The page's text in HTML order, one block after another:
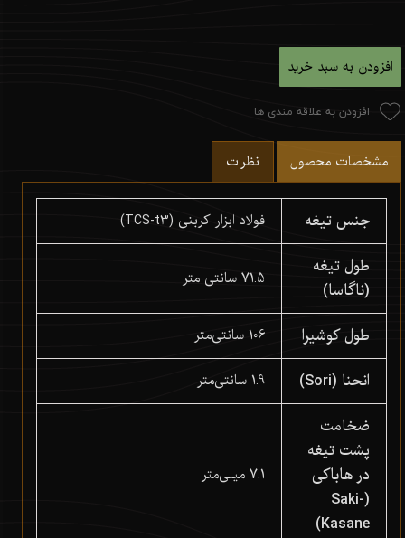
افزودن به سبد خرید
افزودن به علاقه مندی ها
مشخصات محصول نظرات
جنس تیغه فولاد ابزار کربنی (TCS-t3)
طول تیغه
(ناگاسا)
71.5 سانتی متر
طول کوشیرا 106 سانتی‌متر
انحنا (Sori) 1.9 سانتی‌متر
ضخامت
پشت تیغه
در هاباکی
(Saki-
Kasane)
7.1 میلی‌متر